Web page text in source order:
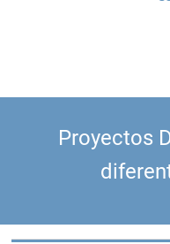
Proyectos